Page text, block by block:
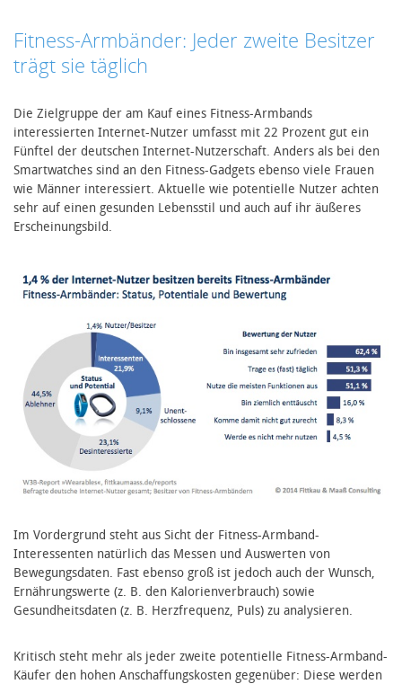
Fitness-Armbänder: Jeder zweite Besitzer
trägt sie täglich
Die Zielgruppe der am Kauf eines Fitness-Armbands
interessierten Internet-Nutzer umfasst mit 22 Prozent gut ein
Fünftel der deutschen Internet-Nutzerschaft. Anders als bei den
Smartwatches sind an den Fitness-Gadgets ebenso viele Frauen
wie Männer interessiert. Aktuelle wie potentielle Nutzer achten
sehr auf einen gesunden Lebensstil und auch auf ihr äußeres
Erscheinungsbild.
Im Vordergrund steht aus Sicht der Fitness-Armband-
Interessenten natürlich das Messen und Auswerten von
Bewegungsdaten. Fast ebenso groß ist jedoch auch der Wunsch,
Ernährungswerte (z. B. den Kalorienverbrauch) sowie
Gesundheitsdaten (z. B. Herzfrequenz, Puls) zu analysieren.
Kritisch steht mehr als jeder zweite potentielle Fitness-Armband-
Käufer den hohen Anschaffungskosten gegenüber: Diese werden